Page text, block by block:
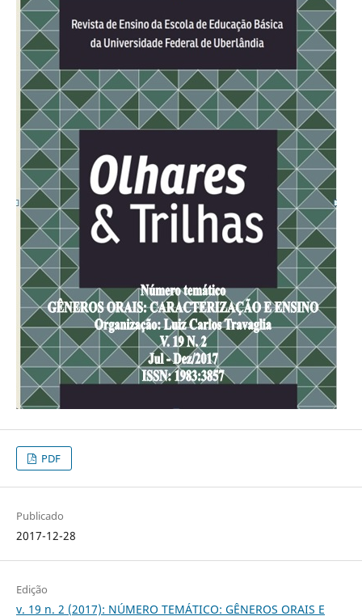
PDF
Publicado
2017-12-28
Edição
v. 19 n. 2 (2017): NÚMERO TEMÁTICO: GÊNEROS ORAIS E